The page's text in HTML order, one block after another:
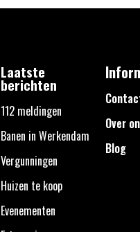
Laatste
berichten
112 meldingen
Banen in Werkendam
Vergunningen
Huizen te koop
Evenementen
Over
Blog